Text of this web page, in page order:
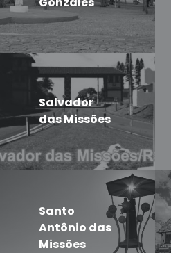
Salvador
das Missões
Santo
Antônio das
Missões